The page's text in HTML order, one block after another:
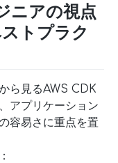
ニアの視点
トプラク
ら見るAWS CDK
アプリケーション
容易さに重点を置